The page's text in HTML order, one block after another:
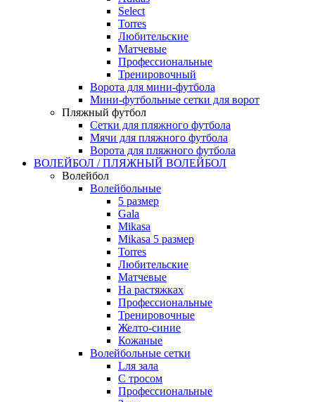
Select
Torres
Любительские
Матчевые
Профессиональные
Тренировочный
Ворота для мини-футбола
Мини-футбольные сетки для ворот
Пляжный футбол
Сетки для пляжного футбола
Мячи для пляжного футбола
Ворота для пляжного футбола
ВОЛЕЙБОЛ / ПЛЯЖНЫЙ ВОЛЕЙБОЛ
Волейбол
Волейбольные
5 размер
Gala
Mikasa
Mikasa 5 размер
Torres
Любительские
Матчевые
На растяжках
Профессиональные
Тренировочные
Желто-синие
Кожаные
Волейбольные сетки
Lля зала
C тросом
Профессиональные